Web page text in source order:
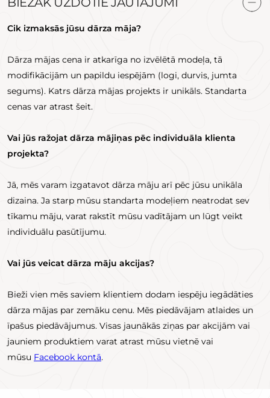
Cik izmaksās jūsu dārza māja?
Dārza mājas cena ir atkarīga no izvēlētā modeļa, tā
modifikācijām un papildu iespējām (logi, durvis, jumta
segums). Katrs dārza mājas projekts ir unikāls. Standarta
cenas var atrast šeit.
Vai jūs ražojat dārza mājiņas pēc individuāla klienta
projekta?
Jā, mēs varam izgatavot dārza māju arī pēc jūsu unikāla
dizaina. Ja starp mūsu standarta modeļiem neatrodat sev
tīkamu māju, varat rakstīt mūsu vadītājam un lūgt veikt
individuālu pasūtījumu.
Vai jūs veicat dārza māju akcijas?
Bieži vien mēs saviem klientiem dodam iespēju iegādāties
dārza mājas par zemāku cenu. Mēs piedāvājam atlaides un
īpašus piedāvājumus. Visas jaunākās ziņas par akcijām vai
jauniem produktiem varat atrast mūsu vietnē vai
mūsu Facebook kontā.